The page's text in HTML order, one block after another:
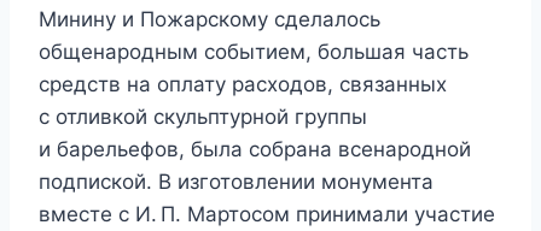
Минину и Пожарскому сделалось
общенародным событием, большая часть
средств на оплату расходов, связанных
с отливкой скульптурной группы
и барельефов, была собрана всенародной
подпиской. В изготовлении монумента
вместе с И. П. Мартосом принимали участие